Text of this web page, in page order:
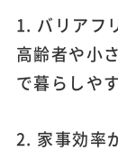
1. バリアフ
高齢者や小
で暮らしや
2. 家事効率